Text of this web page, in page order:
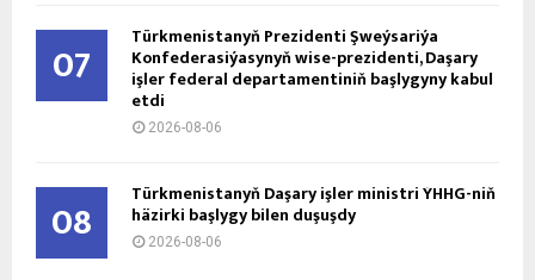
07 Türkmenistanyň Prezidenti Şweýsariýa
Konfederasiýasynyň wise-prezidenti, Daşary
işler federal departamentiniň başlygyny kabul
etdi
2026-08-06
08 Türkmenistanyň Daşary işler ministri ÝHHG-niň
häzirki başlygy bilen duşuşdy
2026-08-06